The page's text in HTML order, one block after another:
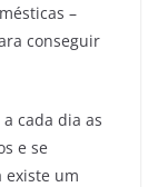
–
conseguir
cada dia as
e se
existe um